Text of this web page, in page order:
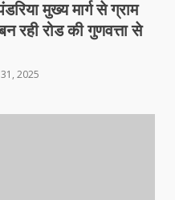
मुख्य मार्ग से ग्राम
रही रोड की गुणवत्ता से
2025